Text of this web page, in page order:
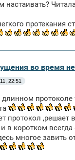
настаивать?
протекания
во время
22:51
протоколе
протокол
в коротком
многое завить